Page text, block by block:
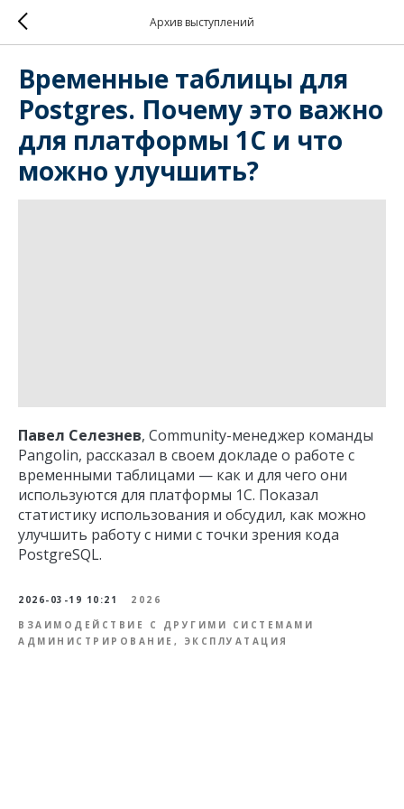
Архив выступлений
Временные таблицы для
Postgres. Почему это важно
для платформы 1С и что
можно улучшить?
Павел Селезнев, Community-менеджер команды
Pangolin, рассказал в своем докладе о работе с
временными таблицами — как и для чего они
используются для платформы 1С. Показал
статистику использования и обсудил, как можно
улучшить работу с ними с точки зрения кода
PostgreSQL.
2026-03-19 10:21
2026
ВЗАИМОДЕЙСТВИЕ С ДРУГИМИ СИСТЕМАМИ
АДМИНИСТРИРОВАНИЕ, ЭКСПЛУАТАЦИЯ